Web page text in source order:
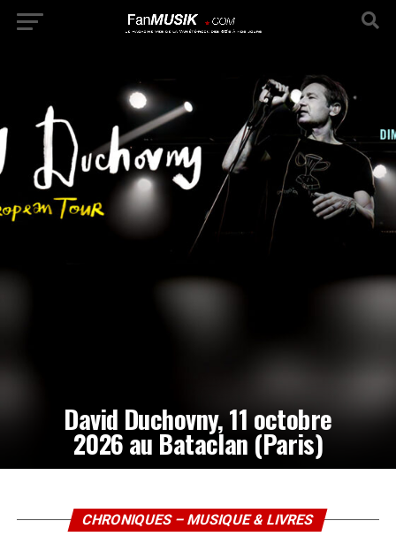
David Duchovny, 11 octobre
2026 au Bataclan (Paris)
CHRONIQUES – MUSIQUE & LIVRES